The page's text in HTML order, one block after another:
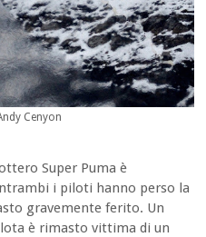
Cenyon
Super Puma è
i piloti hanno perso la
gravemente ferito. Un
è rimasto vittima di un